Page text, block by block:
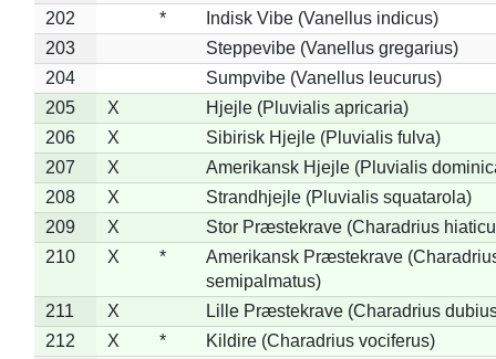
202
*
Indisk Vibe (Vanellus indicus)
203
Steppevibe (Vanellus gregarius)
204
Sumpvibe (Vanellus leucurus)
205
X
Hjejle (Pluvialis apricaria)
206
X
Sibirisk Hjejle (Pluvialis fulva)
207
X
Amerikansk Hjejle (Pluvialis
208
X
Strandhjejle (Pluvialis squatarola)
209
X
Stor Præstekrave (Charadrius
210
X *
Amerikansk Præstekrave
semipalmatus)
211
X
Lille Præstekrave (Charadrius
212
X *
Kildire (Charadrius vociferus)